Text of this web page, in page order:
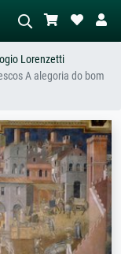
muito vermelho, pintura
nu em pé ao lado de
uma árvore.
Lorenzetti
A alegoria do bom